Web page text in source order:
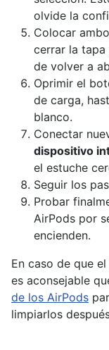
olvide la
Colocar
cerrar la tapa
de volver a
Oprimir el
de carga,
blanco.
Conectar
dispositivo
el estuche
Seguir los
Probar
AirPods por
encienden.
En caso de que
es aconsejable
de los AirPods
limpiarlos